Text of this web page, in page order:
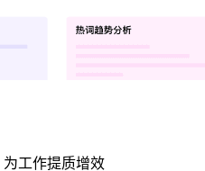
为工作提质增效